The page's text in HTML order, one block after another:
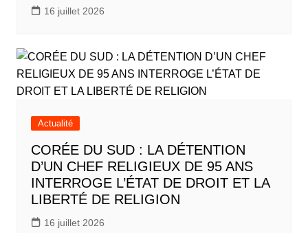
16 juillet 2026
Actualité
CORÉE DU SUD : LA DÉTENTION
D’UN CHEF RELIGIEUX DE 95 ANS
INTERROGE L’ÉTAT DE DROIT ET LA
LIBERTÉ DE RELIGION
16 juillet 2026